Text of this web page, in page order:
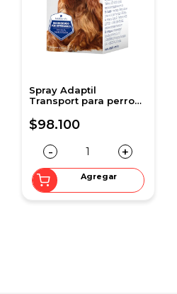
Spray Adaptil
Transport para perro
$98.100
- +
Agregar